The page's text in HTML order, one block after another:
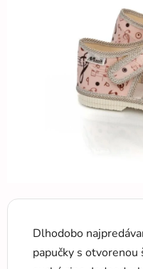
Dlhodobo
papučky s otvorenou